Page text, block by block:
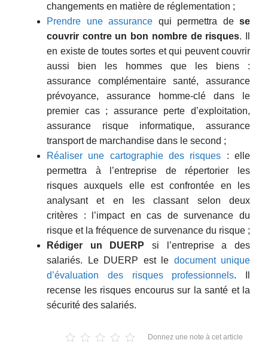
changements en matière de réglementation ;
Prendre une assurance qui permettra de se
couvrir contre un bon nombre de risques. Il
en existe de toutes sortes et qui peuvent couvrir
aussi bien les hommes que les biens :
assurance complémentaire santé, assurance
prévoyance, assurance homme-clé dans le
premier cas ; assurance perte d’exploitation,
assurance risque informatique, assurance
transport de marchandise dans le second ;
Réaliser une cartographie des risques : elle
permettra à l’entreprise de répertorier les
risques auxquels elle est confrontée en les
analysant et en les classant selon deux
critères : l’impact en cas de survenance du
risque et la fréquence de survenance du risque ;
Rédiger un DUERP si l’entreprise a des
salariés. Le DUERP est le document unique
d’évaluation des risques professionnels. Il
recense les risques encourus sur la santé et la
sécurité des salariés.
Donnez une note à cet article